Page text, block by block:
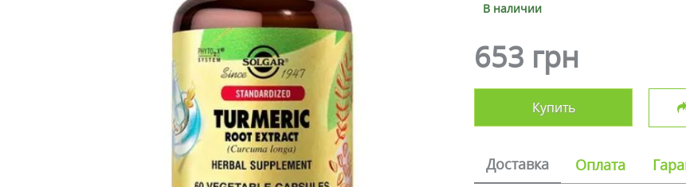
В наличии
653 грн
Купить
Доставка Оплата